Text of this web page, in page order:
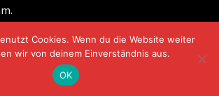
.
Cookies. Wenn du die Website weiter
wir von deinem Einverständnis aus.
OK